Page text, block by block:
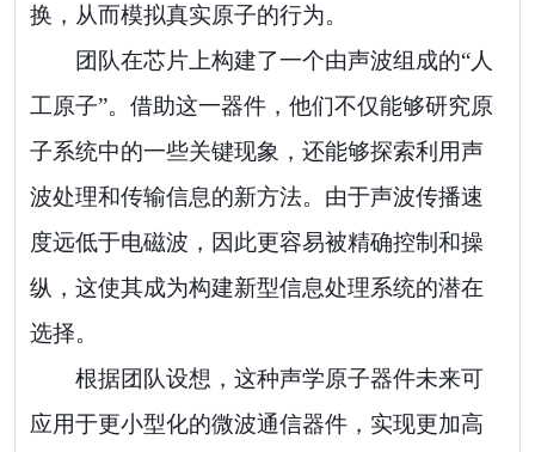
换，从而模拟真实原子的行为。
团队在芯片上构建了一个由声波组成的“人
工原子”。借助这一器件，他们不仅能够研究原
子系统中的一些关键现象，还能够探索利用声
波处理和传输信息的新方法。由于声波传播速
度远低于电磁波，因此更容易被精确控制和操
纵，这使其成为构建新型信息处理系统的潜在
选择。
根据团队设想，这种声学原子器件未来可
应用于更小型化的微波通信器件，实现更加高